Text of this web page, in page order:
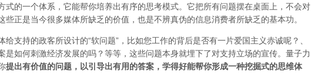
式的一个体系，它能帮你培养出有序的思考模式。它把所有问题摆在桌面上，不会对
些正是当今很多媒体所缺乏的价值，也是不辨真伪的信息消费者所缺乏的基本功。
给支持的政客所设计的“软问题”，比如您工作的背后是否有一片爱国主义赤诚呢？、
是如何刺激经济发展的吗？等等，这些问题本身就埋下了对支持立场的宣传。量子力
提出有价值的问题，以引导出有用的答案，学得好能帮你形成一种挖掘式的思维体